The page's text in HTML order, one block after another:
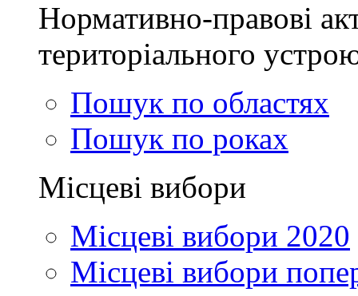
Нормативно-правові
територіального
Пошук по областях
Пошук по роках
Місцеві вибори
Місцеві вибори 2020
Місцеві вибори